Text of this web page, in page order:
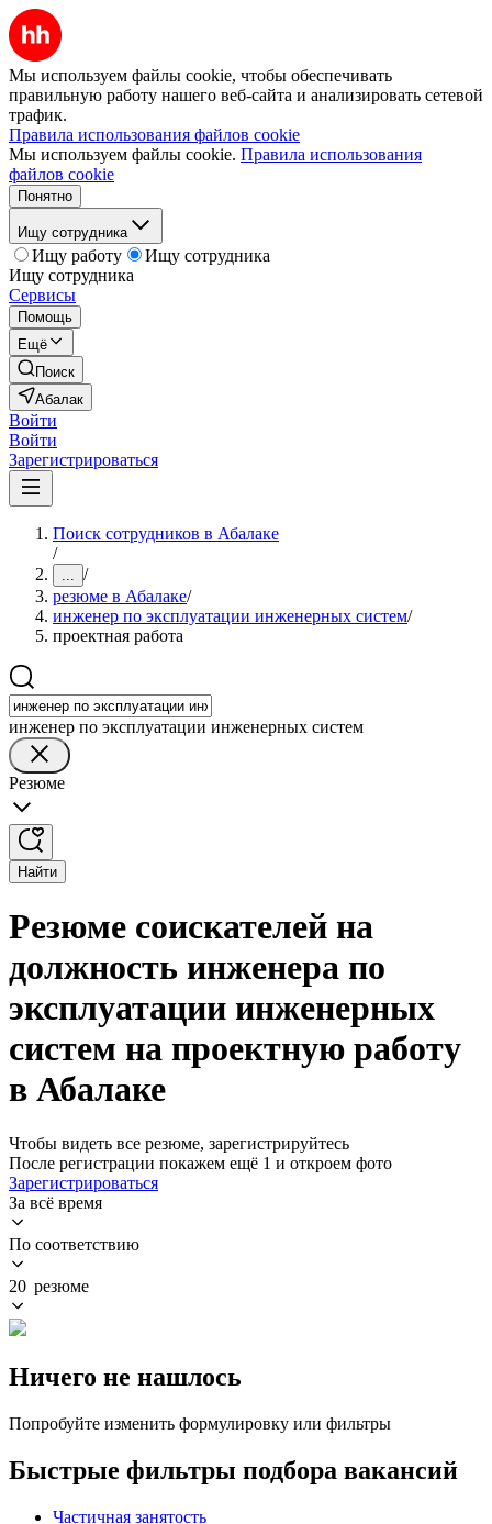
Мы используем файлы cookie, чтобы обеспечивать
правильную работу нашего веб-сайта и анализировать сетевой
трафик.
Правила использования файлов cookie
Мы используем файлы cookie. Правила использования
файлов cookie
Понятно
Ищу сотрудника
Ищу работу
Ищу сотрудника
Ищу сотрудника
Сервисы
Помощь
Ещё
Поиск
Абалак
Войти
Войти
Зарегистрироваться
Поиск сотрудников в Абалаке
/
... /
резюме в Абалаке/
инженер по эксплуатации инженерных систем/
проектная работа
инженер по эксплуатации инженерных систем
Резюме
Найти
Резюме соискателей на
должность инженера по
эксплуатации инженерных
систем на проектную работу
в Абалаке
Чтобы видеть все резюме, зарегистрируйтесь
После регистрации покажем ещё 1 и откроем фото
Зарегистрироваться
За всё время
По соответствию
20 резюме
Ничего не нашлось
Попробуйте изменить формулировку или фильтры
Быстрые фильтры подбора вакансий
Частичная занятость